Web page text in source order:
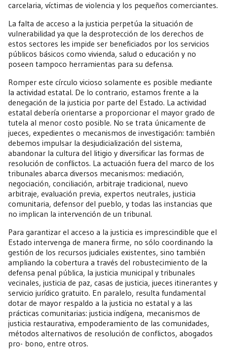
carcelaria, víctimas de violencia y los pequeños comerciantes.
La falta de acceso a la justicia perpetúa la situación de
vulnerabilidad ya que la desprotección de los derechos de
estos sectores les impide ser beneficiados por los servicios
públicos básicos como vivienda, salud o educación y no
poseen tampoco herramientas para su defensa.
Romper este círculo vicioso solamente es posible mediante
la actividad estatal. De lo contrario, estamos frente a la
denegación de la justicia por parte del Estado. La actividad
estatal debería orientarse a proporcionar el mayor grado de
tutela al menor costo posible. No se trata únicamente de
jueces, expedientes o mecanismos de investigación: también
debemos impulsar la desjudicialización del sistema,
abandonar la cultura del litigio y diversificar las formas de
resolución de conflictos. La actuación fuera del marco de los
tribunales abarca diversos mecanismos: mediación,
negociación, conciliación, arbitraje tradicional, nuevo
arbitraje, evaluación previa, expertos neutrales, justicia
comunitaria, defensor del pueblo, y todas las instancias que
no implican la intervención de un tribunal.
Para garantizar el acceso a la justicia es imprescindible que el
Estado intervenga de manera firme, no sólo coordinando la
gestión de los recursos judiciales existentes, sino también
ampliando la cobertura a través del robustecimiento de la
defensa penal pública, la justicia municipal y tribunales
vecinales, justicia de paz, casas de justicia, jueces itinerantes y
servicio jurídico gratuito. En paralelo, resulta fundamental
dotar de mayor respaldo a la justicia no estatal y a las
prácticas comunitarias: justicia indígena, mecanismos de
justicia restaurativa, empoderamiento de las comunidades,
métodos alternativos de resolución de conflictos, abogados
pro- bono, entre otros.